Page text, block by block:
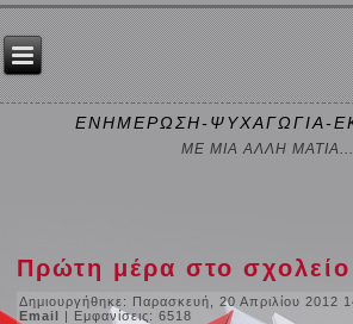
ΕΝΗΜΕΡΩΣΗ-ΨΥΧΑΓΩΓΙΑ-
ΜΕ ΜΙΑ ΑΛΛΗ ΜΑΤΙΑ...
Πρώτη μέρα στο σχολείο
Δημιουργήθηκε: Παρασκευή, 20 Απριλίου 2012
Email | Εμφανίσεις: 6518